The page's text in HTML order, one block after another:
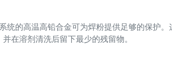
统的高温高铅合金可为焊粉提供足够的保护。
在溶剂清洗后留下最少的残留物。